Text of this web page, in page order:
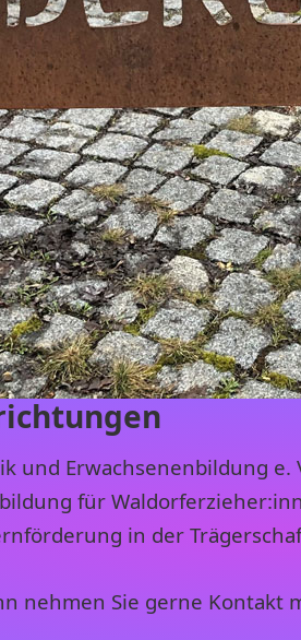
und Erwachsenenbildung
für
in der
nehmen Sie gerne Kontakt